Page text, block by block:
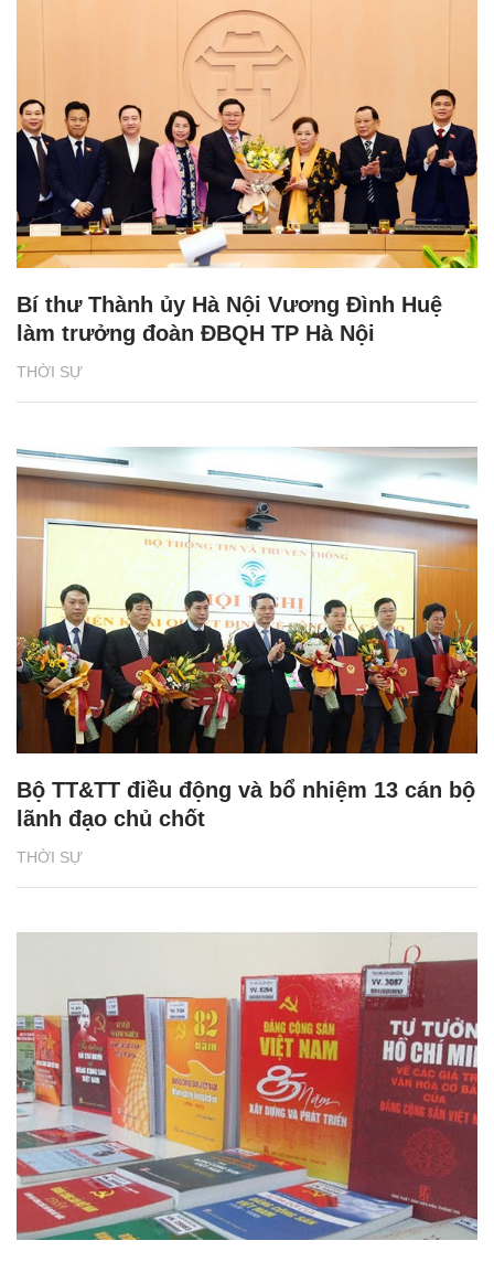
THỜI SỰ
Bí thư Thành ủy Hà Nội Vương Đình Huệ
làm trưởng đoàn ĐBQH TP Hà Nội
THỜI SỰ
Bộ TT&TT điều động và bổ nhiệm 13 cán bộ
lãnh đạo chủ chốt